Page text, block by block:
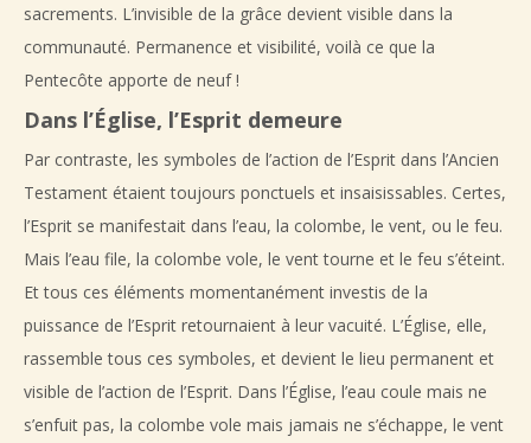
sacrements. L’invisible de la grâce devient visible dans la
communauté. Permanence et visibilité, voilà ce que la
Pentecôte apporte de neuf !
Dans l’Église, l’Esprit demeure
Par contraste, les symboles de l’action de l’Esprit dans l’Ancien
Testament étaient toujours ponctuels et insaisissables. Certes,
l’Esprit se manifestait dans l’eau, la colombe, le vent, ou le feu.
Mais l’eau file, la colombe vole, le vent tourne et le feu s’éteint.
Et tous ces éléments momentanément investis de la
puissance de l’Esprit retournaient à leur vacuité. L’Église, elle,
rassemble tous ces symboles, et devient le lieu permanent et
visible de l’action de l’Esprit. Dans l’Église, l’eau coule mais ne
s’enfuit pas, la colombe vole mais jamais ne s’échappe, le vent